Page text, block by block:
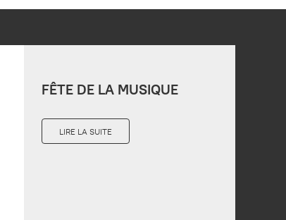
FÊTE DE LA MUSIQUE
LIRE LA SUITE